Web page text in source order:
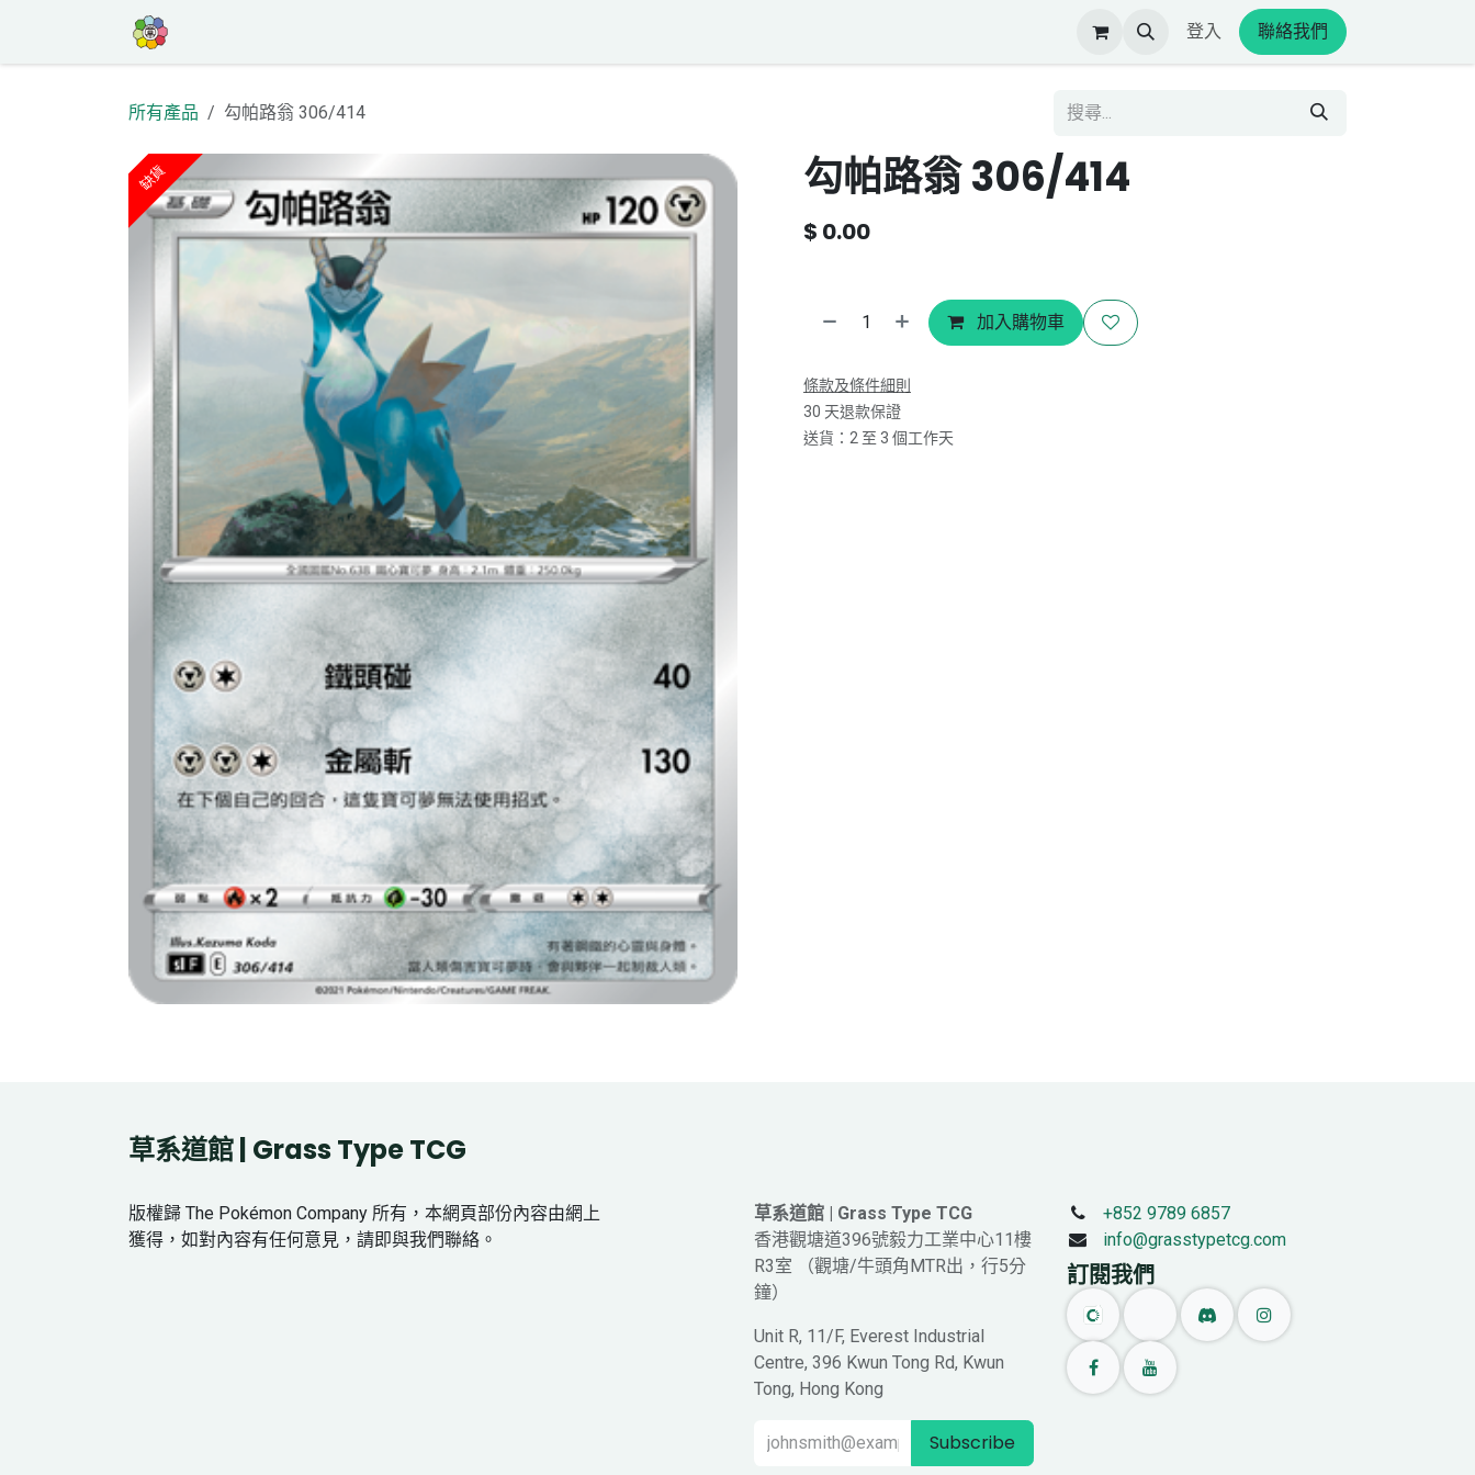
登入 聯絡我們
所有產品 勾帕路翁 306/414
缺貨 勾帕路翁 306/414
$ 0.00
加入購物車
條款及條件細則
30 天退款保證
送貨：2 至 3 個工作天
草系道館 | Grass Type TCG
版權歸 The Pokémon Company 所有，本網頁部份內容由網上
獲得，如對內容有任何意見，請即與我們聯絡。
草系道館 | Grass Type TCG
香港觀塘道396號毅力工業中心11樓
R3室 （觀塘/牛頭角MTR出，行5分
鐘）
Unit R, 11/F, Everest Industrial
Centre, 396 Kwun Tong Rd, Kwun
Tong, Hong Kong
Subscribe
+852 9789 6857
info@grasstypetcg.com
訂閱我們